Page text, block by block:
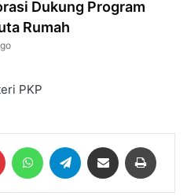
Dukung Program
Rumah‎‎
PKP
Pinterest WhatsAppTelegram Share via Email